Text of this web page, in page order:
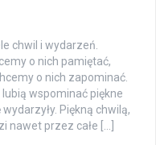
chwil i wydarzeń.
o nich pamiętać,
o nich zapominać.
wspominać piękne
Piękną chwilą,
nawet przez całe […]